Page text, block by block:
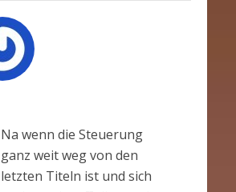
Na wenn die Steuerung
ganz weit weg von den
letzten Titeln ist und sich